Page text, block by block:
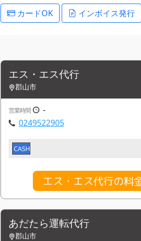
カードOK インボイス発行
エス・エス代行
郡山市
営業時間
-
0249522905
CASH
エス・エス代行の料
あだたら運転代行
郡山市